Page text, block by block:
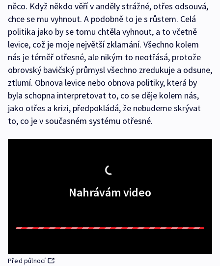
něco. Když někdo věří v anděly strážné, otřes odsouvá,
chce se mu vyhnout. A podobně to je s růstem. Celá
politika jako by se tomu chtěla vyhnout, a to včetně
levice, což je moje největší zklamání. Všechno kolem
nás je téměř otřesné, ale nikým to neotřásá, protože
obrovský bavičský průmysl všechno zredukuje a odsune,
ztlumí. Obnova levice nebo obnova politiky, která by
byla schopna interpretovat to, co se děje kolem nás,
jako otřes a krizi, předpokládá, že nebudeme skrývat
to, co je v současném systému otřesné.
Nahrávám video
Před půlnocí